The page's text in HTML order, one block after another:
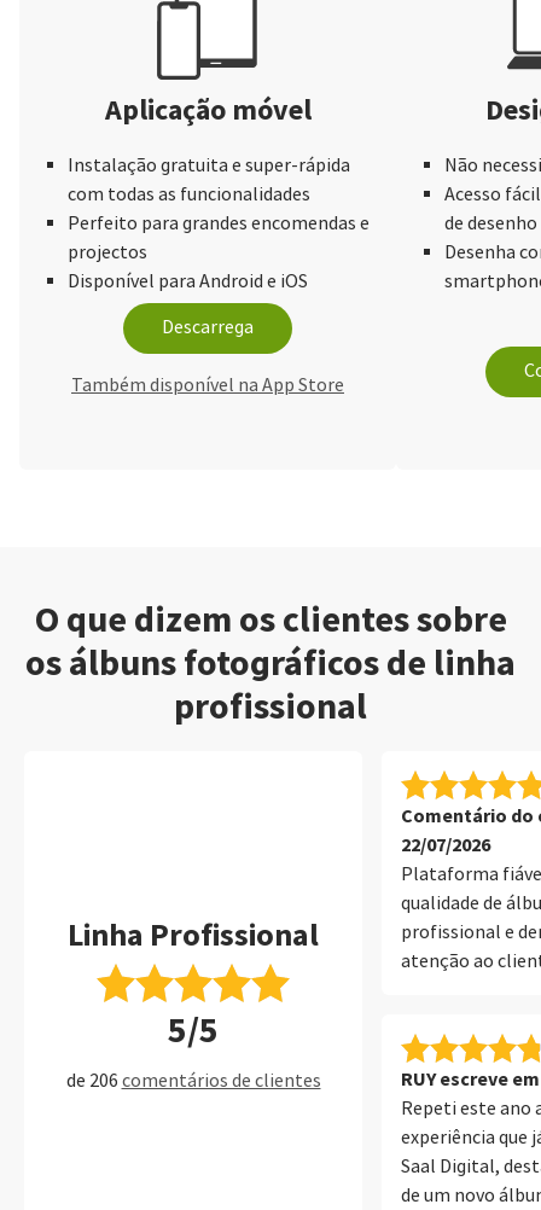
Aplicação móvel
Instalação gratuita e super-rápida
com todas as funcionalidades
Perfeito para grandes encomendas e
projectos
Disponível para Android e iOS
Descarrega
Também disponível na App Store
Não
Acesso
de desenho
Desenha
O que dizem os clientes sobre
os álbuns fotográficos de linha
profissional
Linha Profissional
5/5
de 206 comentários de clientes
Comentário do
22/07/2026
Plataforma
qualidade de
profissional e
atenção ao
RUY escreve
Repeti este ano
experiência que
Saal Digital,
de um novo